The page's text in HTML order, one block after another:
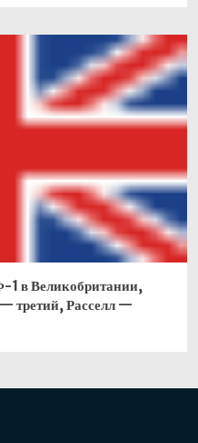
1 в Великобритании,
третий, Расселл —